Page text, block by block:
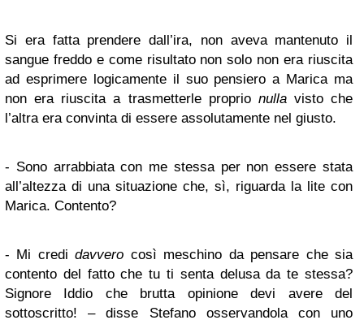
Si era fatta prendere dall’ira, non aveva mantenuto il
sangue freddo e come risultato non solo non era riuscita
ad esprimere logicamente il suo pensiero a Marica ma
non era riuscita a trasmetterle proprio nullavisto che
l’altra era convinta di essere assolutamente nel giusto.
- Sono arrabbiata con me stessa per non essere stata
all’altezza di una situazione che, sì, riguarda la lite con
Marica. Contento?
- Mi credidavvero così meschino da pensare che sia
contento del fatto che tu ti senta delusa da te stessa?
Signore Iddio che brutta opinione devi avere del
sottoscritto! – disse Stefano osservandola con uno